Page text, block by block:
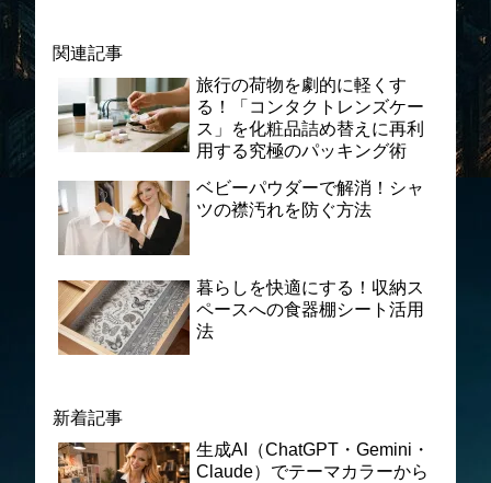
関連記事
旅行の荷物を劇的に軽くす
る！「コンタクトレンズケー
ス」を化粧品詰め替えに再利
用する究極のパッキング術
ベビーパウダーで解消！シャ
ツの襟汚れを防ぐ方法
暮らしを快適にする！収納ス
ペースへの食器棚シート活用
法
新着記事
生成AI（ChatGPT・Gemini・
Claude）でテーマカラーから